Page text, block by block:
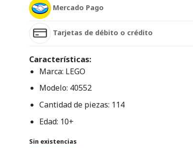
Mercado Pago
Tarjetas de débito o crédito
Características:
Marca: LEGO
Modelo: 40552
Cantidad de piezas: 114
Edad: 10+
Sin existencias